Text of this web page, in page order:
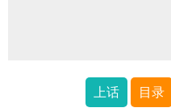
上话 目录